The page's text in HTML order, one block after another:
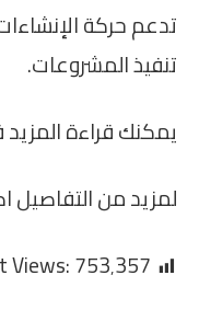
تدعم حركة
تنفيذ المشروعات.
يمكنك قراءة
لمزيد من
Views:753٬357